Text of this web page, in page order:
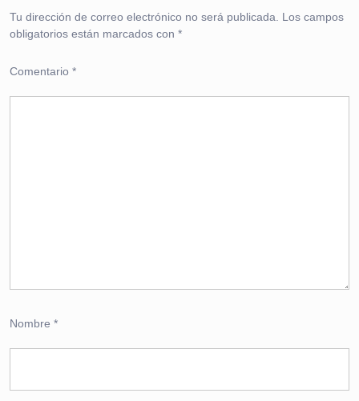
Tu dirección de correo electrónico no será publicada.
Los campos
obligatorios están marcados con *
Comentario *
Nombre *